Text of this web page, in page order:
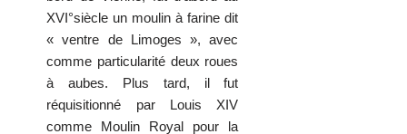
XVI°siècle un moulin à farine dit
« ventre de Limoges », avec
comme particularité deux roues
à aubes. Plus tard, il fut
réquisitionné par Louis XIV
comme Moulin Royal pour la